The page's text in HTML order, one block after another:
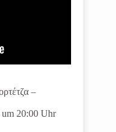
–
20:00 Uhr